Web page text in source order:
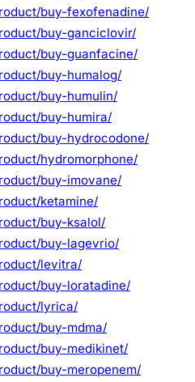
buy-fexofenadine/
buy-ganciclovir/
buy-guanfacine/
buy-humalog/
buy-humulin/
buy-humira/
buy-hydrocodone/
hydromorphone/
buy-imovane/
ketamine/
buy-ksalol/
buy-lagevrio/
levitra/
buy-loratadine/
lyrica/
buy-mdma/
buy-medikinet/
buy-meropenem/